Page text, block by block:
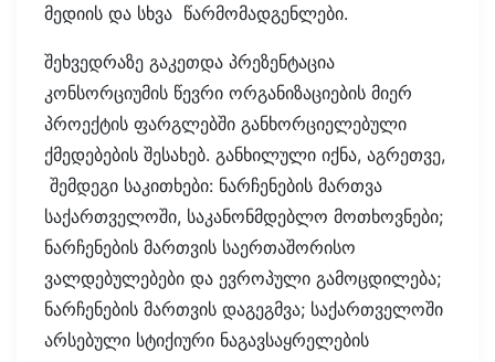
მედიის და სხვა წარმომადგენლები.
შეხვედრაზე გაკეთდა პრეზენტაცია
კონსორციუმის წევრი ორგანიზაციების მიერ
პროექტის ფარგლებში განხორციელებული
ქმედებების შესახებ. განხილული იქნა, აგრეთვე,
შემდეგი საკითხები: ნარჩენების მართვა
საქართველოში, საკანონმდებლო მოთხოვნები;
ნარჩენების მართვის საერთაშორისო
ვალდებულებები და ევროპული გამოცდილება;
ნარჩენების მართვის დაგეგმვა; საქართველოში
არსებული სტიქიური ნაგავსაყრელების